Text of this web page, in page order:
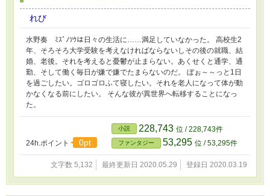
れび
水野奏 ﾐｽﾞﾉｿｳは日々の生活に……満足していなかった。 高校生2
年、そろそろ大学受験を考えなければならないしその後の就職、結
婚、老後。それを考えると憂鬱が止まらない。あくせくと通学、通
勤、そして働く毎日が嫌で嫌でたまらないのだ。 ぼぉ～～っと1日
を過ごしたい。ゴロゴロふて寝したい。それを老人になって体が動
かなくなる前にしたい。 そんな彼が異世界へ転移することになっ
た。
24h.ポイント 0pt
小説 228,743 位 / 228,743件
ファンタジー 53,295 位 / 53,295件
文字数 5,132 最終更新日 2020.05.29 登録日 2020.03.19